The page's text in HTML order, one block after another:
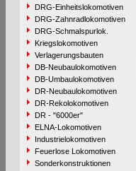
DRG-Einheitslokomotiven
DRG-Zahnradlokomotiven
DRG-Schmalspurlok.
Kriegslokomotiven
Verlagerungsbauten
DB-Neubaulokomotiven
DB-Umbaulokomotiven
DR-Neubaulokomotiven
DR-Rekolokomotiven
DR - "6000er"
ELNA-Lokomotiven
Industrielokomotiven
Feuerlose Lokomotiven
Sonderkonstruktionen